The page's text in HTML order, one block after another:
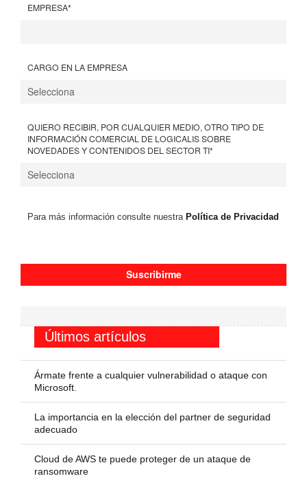
EMPRESA*
CARGO EN LA EMPRESA
QUIERO RECIBIR, POR CUALQUIER MEDIO, OTRO TIPO DE
INFORMACIÓN COMERCIAL DE LOGICALIS SOBRE
NOVEDADES Y CONTENIDOS DEL SECTOR TI*
Para más información consulte nuestraPolítica de Privacidad
Últimos artículos
Ármate frente a cualquier vulnerabilidad o ataque con
Microsoft.
La importancia en la elección del partner de seguridad
adecuado
Cloud de AWS te puede proteger de un ataque de
ransomware